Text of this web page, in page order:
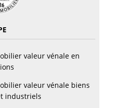
valeur vénale en
valeur vénale biens
industriels